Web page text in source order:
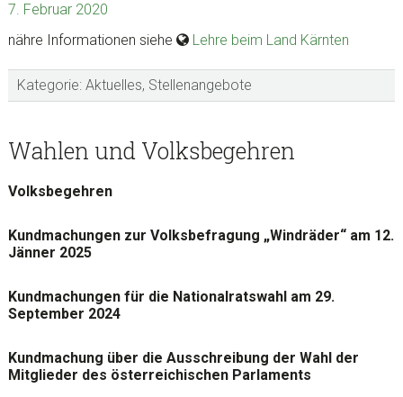
7. Februar 2020
nähre Informationen siehe
Lehre beim Land Kärnten
Kategorie: Aktuelles, Stellenangebote
sidebar
Blog
Sidebar
Wahlen und Volksbegehren
Volksbegehren
Kundmachungen zur Volksbefragung „Windräder“ am 12.
Jänner 2025
Kundmachungen für die Nationalratswahl am 29.
September 2024
Kundmachung über die Ausschreibung der Wahl der
Mitglieder des österreichischen Parlaments